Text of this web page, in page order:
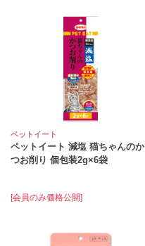
ペットイート
ペットイート 減塩 猫ちゃんのか
つお削り 個包装2g×6袋
[会員のみ価格公開]